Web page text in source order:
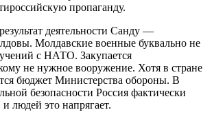
пропаганду.
деятельности Санду —
Молдавские военные буквально не
с НАТО. Закупается
не нужное вооружение. Хотя в стране
бюджет Министерства обороны. В
безопасности Россия фактически
людей это напрягает.